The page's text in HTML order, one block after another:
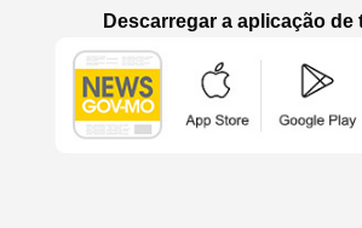
Descarregar a aplicação de